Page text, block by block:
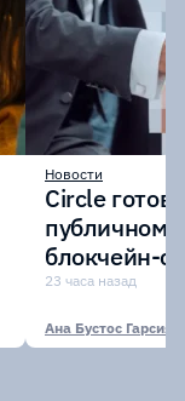
Новости
Circle
публичному
блокчейн-
участии
23 часа назад
Ана Бустос Гарсия